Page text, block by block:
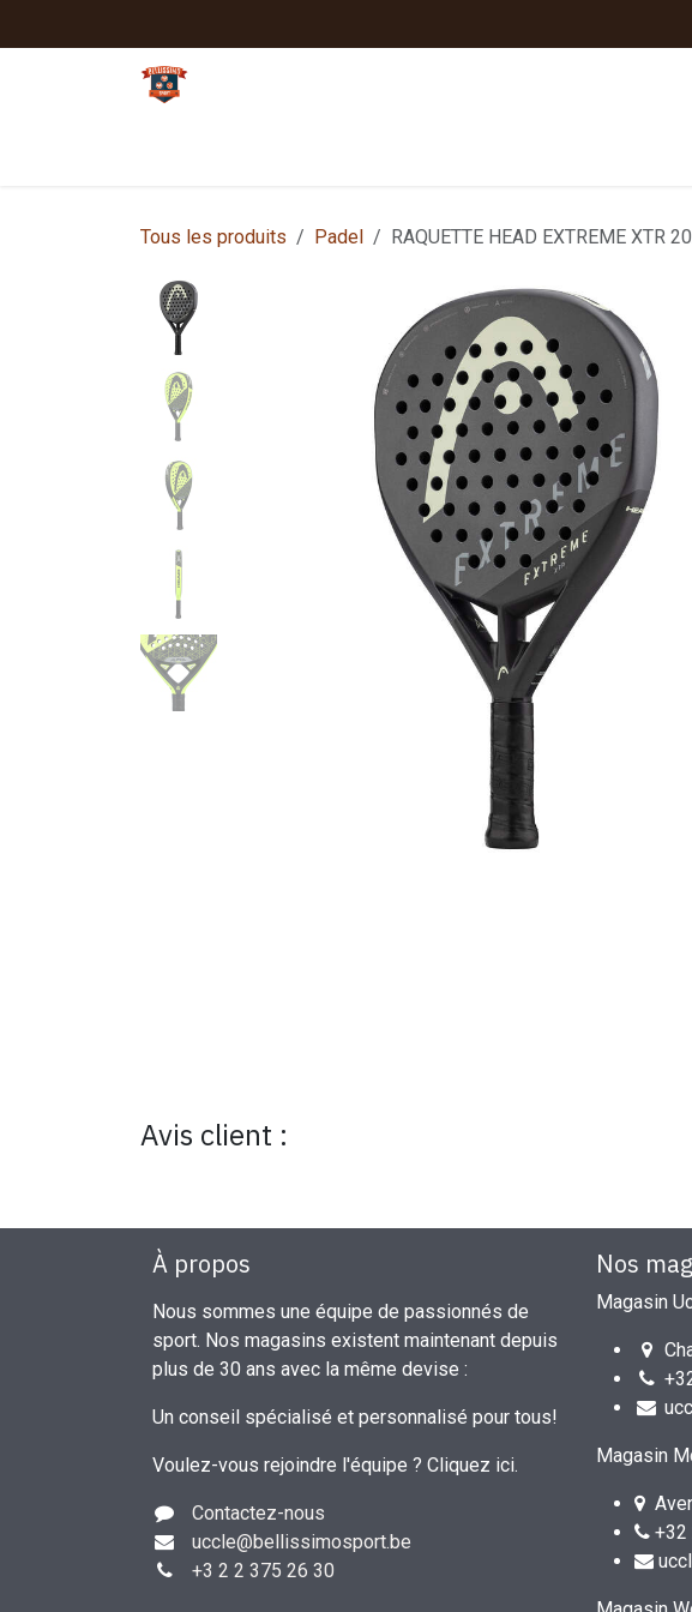
Tous les produits Padel RAQUETTE HEAD EXTREME XTR
Avis client :
Nos
Magasin
Magasin
+32
À propos
Nous sommes une équipe de passionnés de
sport. Nos magasins existent maintenant depuis
plus de 30 ans avec la même devise :
Un conseil spécialisé et personnalisé pour tous!
Voulez-vous rejoindre l'équipe ? Cliquez ici.
Contactez-nous
uccle@bellissimosport.be
+3 2 2 375 26 30